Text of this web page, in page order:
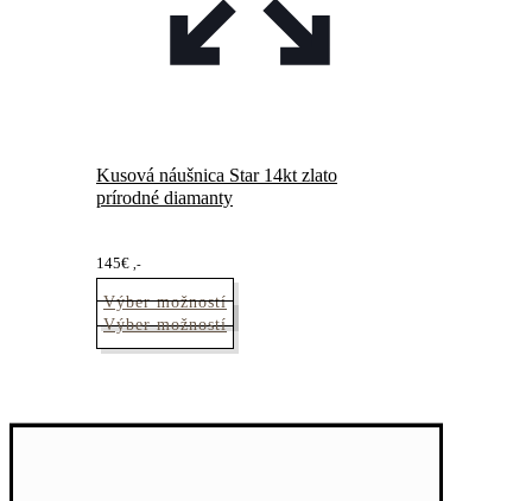
Kusová náušnica Star 14kt zlato
prírodné diamanty
145€ ,-
Výber možností
Výber možností
produkt